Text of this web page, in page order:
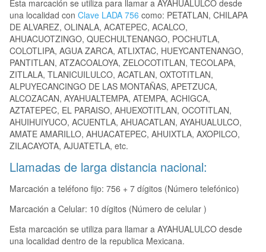
Esta marcación se utiliza para llamar a AYAHUALULCO desde
una localidad con Clave LADA 756 como: PETATLAN, CHILAPA
DE ALVAREZ, OLINALA, ACATEPEC, ACALCO,
AHUACUOTZINGO, QUECHULTENANGO, POCHUTLA,
COLOTLIPA, AGUA ZARCA, ATLIXTAC, HUEYCANTENANGO,
PANTITLAN, ATZACOALOYA, ZELOCOTITLAN, TECOLAPA,
ZITLALA, TLANICUILULCO, ACATLAN, OXTOTITLAN,
ALPUYECANCINGO DE LAS MONTAÑAS, APETZUCA,
ALCOZACAN, AYAHUALTEMPA, ATEMPA, ACHIGCA,
AZTATEPEC, EL PARAISO, AHUEXOTITLAN, OCOTITLAN,
AHUIHUIYUCO, ACUENTLA, AHUACATLAN, AYAHUALULCO,
AMATE AMARILLO, AHUACATEPEC, AHUIXTLA, AXOPILCO,
ZILACAYOTA, AJUATETLA, etc.
Llamadas de larga distancia nacional:
Marcación a teléfono fijo: 756 + 7 dígitos (Número telefónico)
Marcación a Celular: 10 dígitos (Número de celular )
Esta marcación se utiliza para llamar a AYAHUALULCO desde
una localidad dentro de la republica Mexicana.